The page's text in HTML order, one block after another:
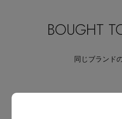
BOUGHT
同じブランド